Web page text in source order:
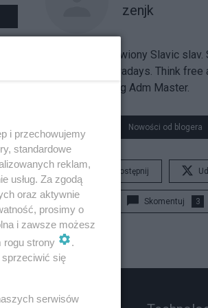
zenjk
spokojny - zdziwiony Slavic slav.
be HUMAN nowadays. Think free
#TBI Recovering Adm Master.
Nowości od blogera
Udostępnij
Skomentuj 3
i przechowujemy
standardowe
reklam,
usług. Za zgodą
oraz aktywnie
prosimy o
i zawsze możesz
rogu strony
.
się
serwisów